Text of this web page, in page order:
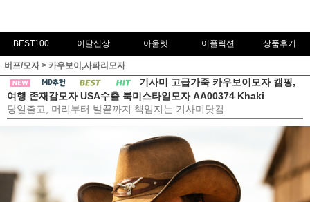
BEST100 이달신상 아울렛 어플릭션 상품후기
버프/모자> 카우보이,사파리모자
기사미 고급가죽 카우보이모자 캠핑,
여행 존재감모자 USA수출 북미스타일모자 AA00374 Khaki
당일출고, 머리부터 발끝까지 책임지는 기사미닷컴